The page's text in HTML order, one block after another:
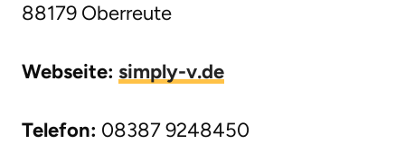
88179 Oberreute
Webseite: simply-v.de
Telefon: 08387 9248450